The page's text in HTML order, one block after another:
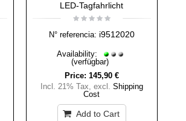
LED-Tagfahrlicht
N° referencia: i9512020
Availability:
(verfügbar)
Price: 145,90 €
Incl. 21% Tax, excl. Shipping
Cost
Add to Cart